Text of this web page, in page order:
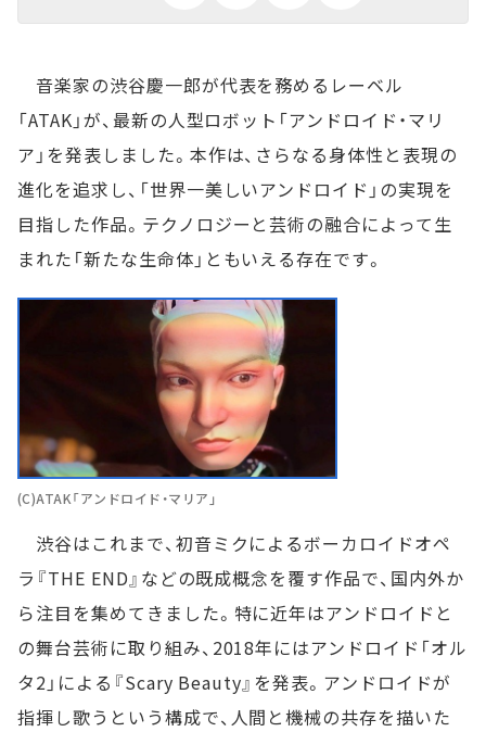
音楽家の渋谷慶一郎が代表を務めるレーベル
「ATAK」が、最新の人型ロボット「アンドロイド・マリ
ア」を発表しました。本作は、さらなる身体性と表現の
進化を追求し、「世界一美しいアンドロイド」の実現を
目指した作品。テクノロジーと芸術の融合によって生
まれた「新たな生命体」ともいえる存在です。
(C)ATAK「アンドロイド・マリア」
渋谷はこれまで、初音ミクによるボーカロイドオペ
ラ『THE END』などの既成概念を覆す作品で、国内外か
ら注目を集めてきました。特に近年はアンドロイドと
の舞台芸術に取り組み、2018年にはアンドロイド「オル
タ2」による『Scary Beauty』を発表。アンドロイドが
指揮し歌うという構成で、人間と機械の共存を描いた